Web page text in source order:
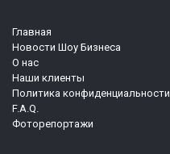
Главная
Новости Шоу Бизнеса
О нас
Наши клиенты
Политика конфиденциальности
F.A.Q.
Фоторепортажи